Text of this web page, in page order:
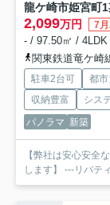
龍ケ崎市姫宮
2,099万円 7
- / 97.50㎡ /
関東鉄道竜ケ崎
駐車2台可 都市
収納豊富
シス
パノラマ 新築
【弊社は安心安全
します】 ---リバテ